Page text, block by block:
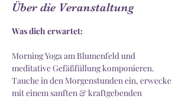
Über die Veranstaltung
Was dich erwartet:
Morning Yoga am Blumenfeld und
meditative Gefäßfüllung komponieren.
Tauche in den Morgenstunden ein, erwecke
mit einem sanften & kraftgebenden